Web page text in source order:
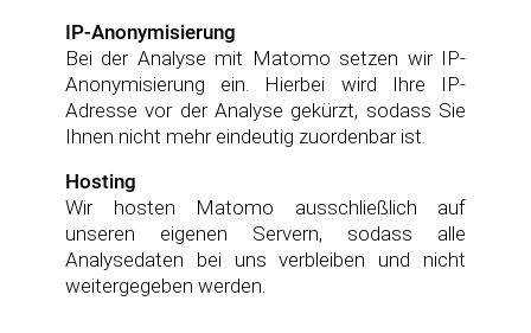
IP-Anonymisierung
Bei der Analyse mit Matomo setzen wir IP-
Anonymisierung ein. Hierbei wird Ihre IP-
Adresse vor der Analyse gekürzt, sodass Sie
Ihnen nicht mehr eindeutig zuordenbar ist.
Hosting
Wir hosten Matomo ausschließlich auf
unseren eigenen Servern, sodass alle
Analysedaten bei uns verbleiben und nicht
weitergegeben werden.